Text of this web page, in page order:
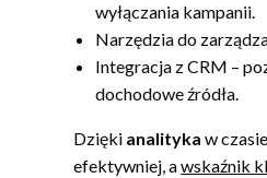
wyłączania kampanii.
Narzędzia do
Integracja z CRM –
dochodowe źródła.
Dzięki analityka w
efektywniej, awskaźnik